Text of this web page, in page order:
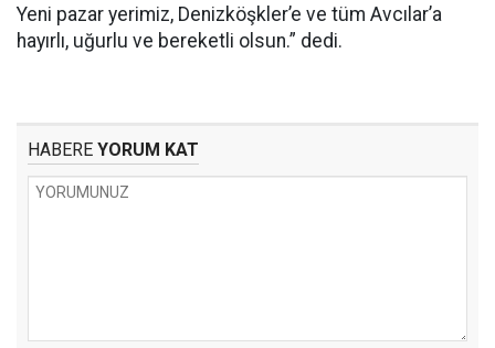
Yeni pazar yerimiz, Denizköşkler’e ve tüm Avcılar’a
hayırlı, uğurlu ve bereketli olsun.” dedi.
HABERE YORUM KAT